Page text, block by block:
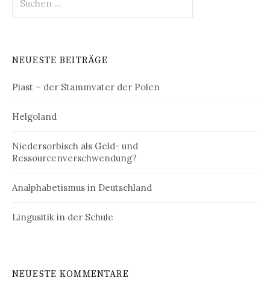
nach:
NEUESTE BEITRÄGE
Piast – der Stammvater der Polen
Helgoland
Niedersorbisch als Geld- und
Ressourcenverschwendung?
Analphabetismus in Deutschland
Lingusitik in der Schule
NEUESTE KOMMENTARE